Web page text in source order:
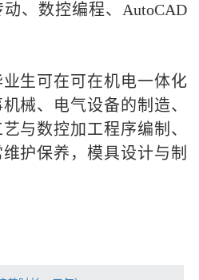
、数控编程、AutoCAD
生可在可在机电一体化
械、电气设备的制造、
与数控加工程序编制、
护保养，模具设计与制